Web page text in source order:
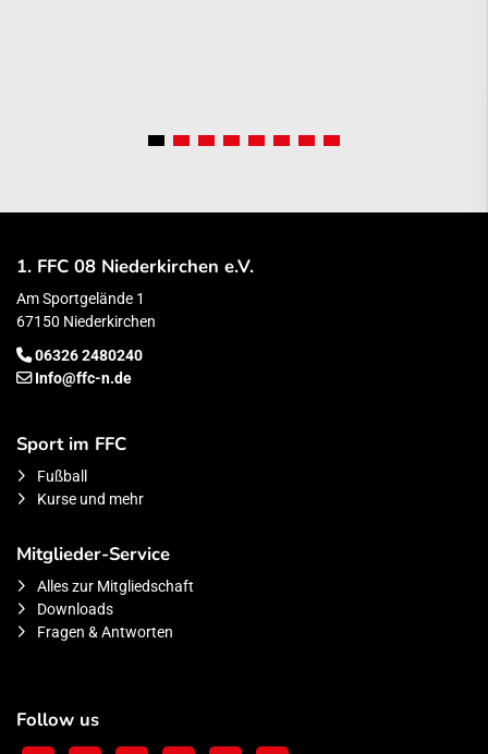
1. FFC 08 Niederkirchen e.V.
Am Sportgelände 1
67150 Niederkirchen
06326 2480240
Info@ffc-n.de
Sport im FFC
Fußball
Kurse und mehr
Mitglieder-Service
Alles zur Mitgliedschaft
Downloads
Fragen & Antworten
Follow us